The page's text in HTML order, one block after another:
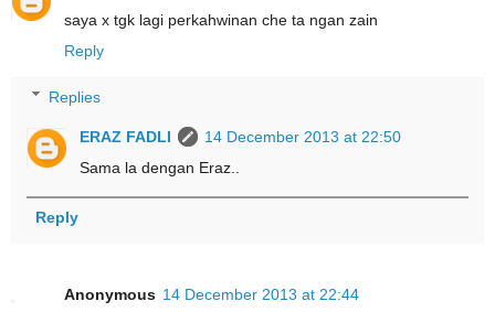
saya x tgk lagi perkahwinan che ta ngan zain
Reply
Replies
ERAZ FADLI
14 December 2013 at 22:50
Sama la dengan Eraz..
Reply
Anonymous 14 December 2013 at 22:44